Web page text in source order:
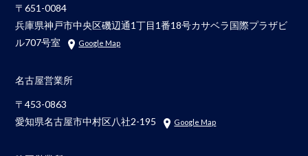
〒651-0084
兵庫県神戸市中央区磯辺通1丁目1番18号カサベラ国際プラザビ
ル707号室
Google Map
名古屋営業所
〒453-0863
愛知県名古屋市中村区八社2-195
Google Map